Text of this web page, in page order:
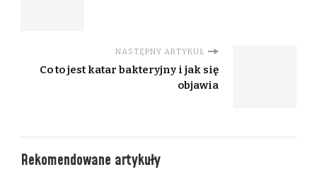
NASTĘPNY ARTYKUŁ
Co to jest katar bakteryjny i jak się
objawia
Rekomendowane artykuły